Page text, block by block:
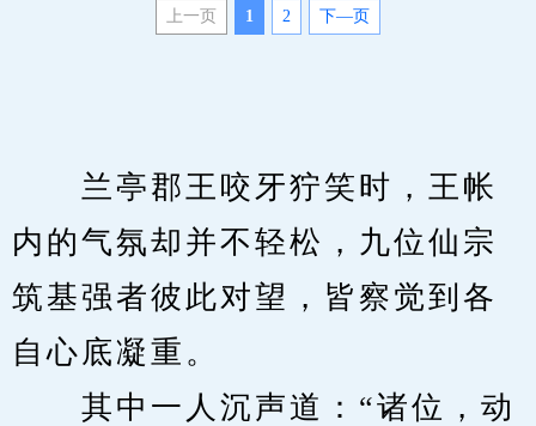
上一页 1 2 下—页
兰亭郡王咬牙狞笑时，王帐
内的气氛却并不轻松，九位仙宗
筑基强者彼此对望，皆察觉到各
自心底凝重。
其中一人沉声道：“诸位，动